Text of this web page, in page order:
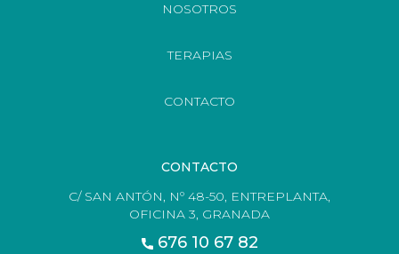
NOSOTROS
TERAPIAS
CONTACTO
CONTACTO
C/ SAN ANTÓN, Nº 48-50, ENTREPLANTA,
OFICINA 3, GRANADA
676 10 67 82